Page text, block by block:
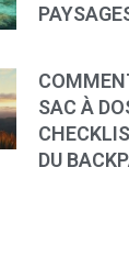
SAC À
DU